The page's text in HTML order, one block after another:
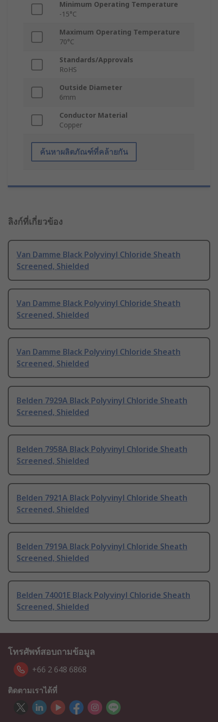
Minimum Operating Temperature
-15°C
Maximum Operating Temperature
70°C
Standards/Approvals
RoHS
Outside Diameter
6mm
Conductor Material
Copper
ค้นหาผลิตภัณฑ์ที่คล้ายกัน
ลิงก์ที่เกี่ยวข้อง
Van Damme Black Polyvinyl Chloride Sheath
Screened, Shielded
Van Damme Black Polyvinyl Chloride Sheath
Screened, Shielded
Van Damme Black Polyvinyl Chloride Sheath
Screened, Shielded
Belden 7929A Black Polyvinyl Chloride Sheath
Screened, Shielded
Belden 7958A Black Polyvinyl Chloride Sheath
Screened, Shielded
Belden 7921A Black Polyvinyl Chloride Sheath
Screened, Shielded
Belden 7919A Black Polyvinyl Chloride Sheath
Screened, Shielded
Belden 74001E Black Polyvinyl Chloride Sheath
Screened, Shielded
โทรศัพท์สอบถามข้อมูล
+66 2 648 6868
ติดตามเราได้ที่